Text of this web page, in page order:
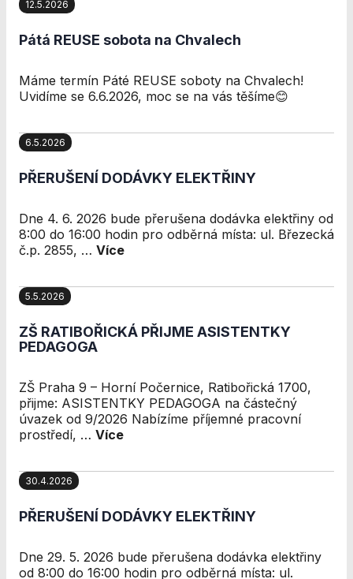
12.5.2026
Pátá REUSE sobota na Chvalech
Máme termín Páté REUSE soboty na Chvalech!
Uvidíme se 6.6.2026, moc se na vás těšíme😊
6.5.2026
PŘERUŠENÍ DODÁVKY ELEKTŘINY
Dne 4. 6. 2026 bude přerušena dodávka elektřiny od
8:00 do 16:00 hodin pro odběrná místa: ul. Březecká
č.p. 2855, … Více
5.5.2026
ZŠ RATIBOŘICKÁ PŘIJME ASISTENTKY
PEDAGOGA
ZŠ Praha 9 – Horní Počernice, Ratibořická 1700,
přijme: ASISTENTKY PEDAGOGA na částečný
úvazek od 9/2026 Nabízíme příjemné pracovní
prostředí, … Více
30.4.2026
PŘERUŠENÍ DODÁVKY ELEKTŘINY
Dne 29. 5. 2026 bude přerušena dodávka elektřiny
od 8:00 do 16:00 hodin pro odběrná místa: ul.